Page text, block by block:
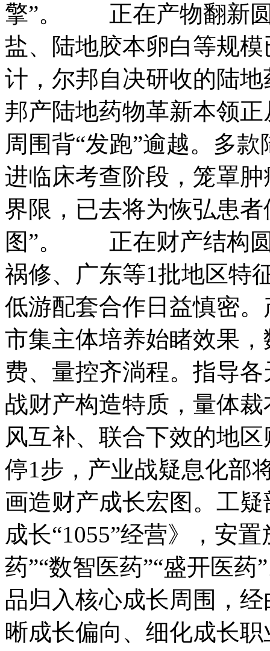
擎”。 正在产物翻新圆
盐、陆地胶本卵白等规
计，尔邦自决研收的陆
邦产陆地药物革新本领正
周围背“发跑”逾越。多
进临床考查阶段，笼罩
界限，已去将为恢弘患
图”。 正在财产结构圆
祸修、广东等1批地区特
低游配套合作日益慎密
市集主体培养始睹效果
费、量控齐淌程。指导
战财产构造特质，量体
风互补、联合下效的
停1步，产业战疑息化
画造财产成长宏图。工
成长“1055”经营》，安
药”“数智医药”“盛开医
品归入核心成长周围，
晰成长偏向、细化成长